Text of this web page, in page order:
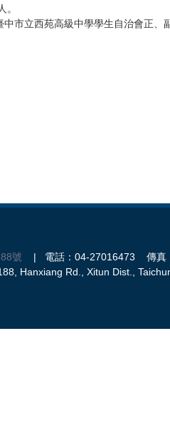
市立西苑高級中學學生自治會正、
號 | 電話：04-27016473 傳真
Hanxiang Rd., Xitun Dist.,